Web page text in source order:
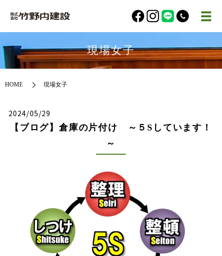
現場女子
HOME 現場女子
2024/05/29
【ブログ】倉庫の片付け ～５Sしています！
～